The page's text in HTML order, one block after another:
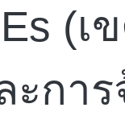
(เ
ะกา